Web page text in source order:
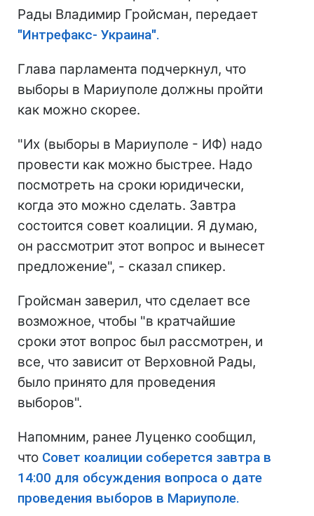
Рады Владимир Гройсман, передает
"Интрефакс- Украина".
Глава парламента подчеркнул, что
выборы в Мариуполе должны пройти
как можно скорее.
"Их (выборы в Мариуполе - ИФ) надо
провести как можно быстрее. Надо
посмотреть на сроки юридически,
когда это можно сделать. Завтра
состоится совет коалиции. Я думаю,
он рассмотрит этот вопрос и вынесет
предложение", - сказал спикер.
Гройсман заверил, что сделает все
возможное, чтобы "в кратчайшие
сроки этот вопрос был рассмотрен, и
все, что зависит от Верховной Рады,
было принято для проведения
выборов".
Напомним, ранее Луценко сообщил,
что Совет коалиции соберется завтра в
14:00 для обсуждения вопроса о дате
проведения выборов в Мариуполе.